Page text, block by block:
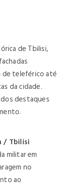
de Tbilisi,
de teleférico até
da cidade.
destaques
/ Tbilisi
militar em
no
ao